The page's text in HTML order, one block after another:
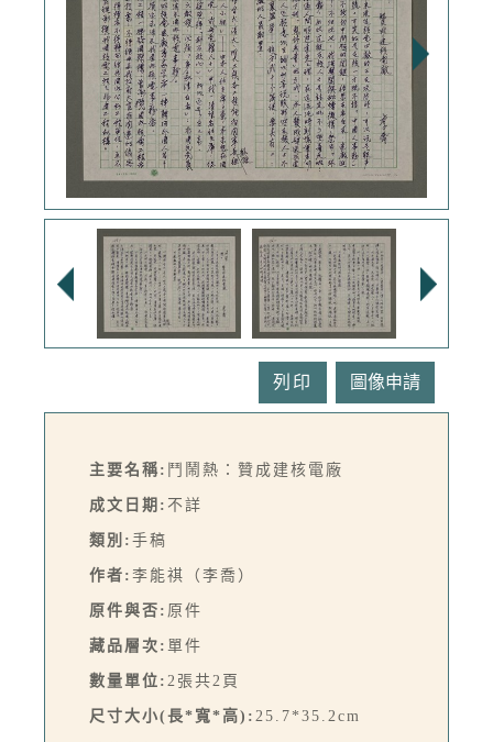
列印
主要名稱: 鬥鬧熱：贊成建核電廠
成文日期: 不詳
類別: 手稿
作者: 李能祺（李喬）
原件與否: 原件
藏品層次: 單件
數量單位: 2張共2頁
尺寸大小(長*寬*高): 25.7*35.2cm